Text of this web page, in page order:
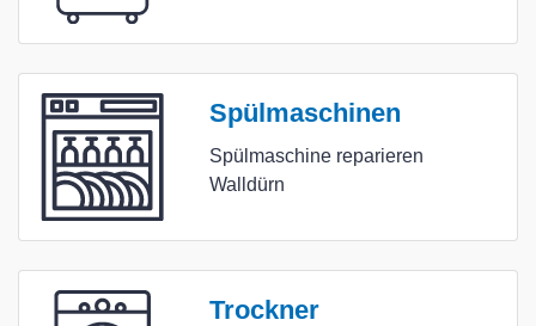
Spülmaschinen
Spülmaschine reparieren
Walldürn
Trockner